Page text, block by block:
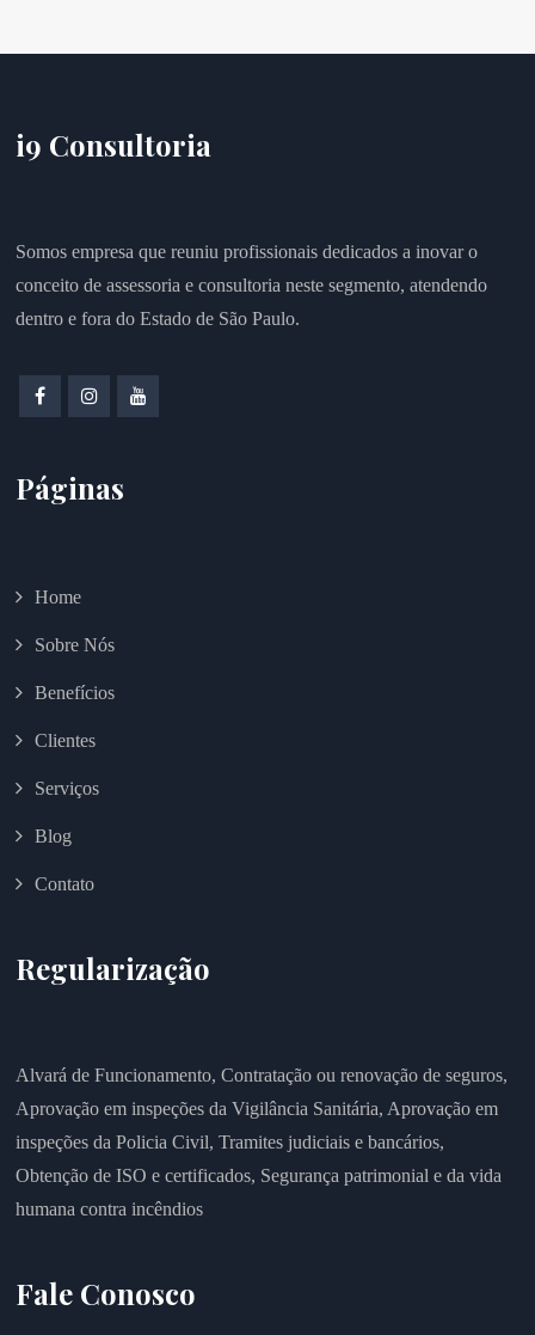
i9 Consultoria
Somos empresa que reuniu profissionais dedicados a inovar o
conceito de assessoria e consultoria neste segmento, atendendo
dentro e fora do Estado de São Paulo.
Páginas
Home
Sobre Nós
Benefícios
Clientes
Serviços
Blog
Contato
Regularização
Alvará de Funcionamento,Contratação ou renovação de seguros,
Aprovação em inspeções da Vigilância Sanitária, Aprovação em
inspeções da Policia Civil,Tramites judiciais e bancários,
Obtenção de ISO e certificados, Segurança patrimonial e da vida
humana contra incêndios
Fale Conosco